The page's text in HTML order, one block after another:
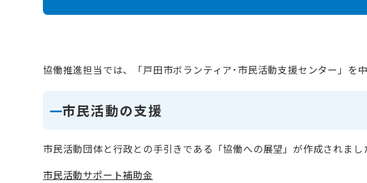
協働推進担当では、「戸田市ボランティア･市民活動支援センター」
市民活動の支援
市民活動団体と行政との手引きである「協働への展望」が作成されまし
市民活動サポート補助金